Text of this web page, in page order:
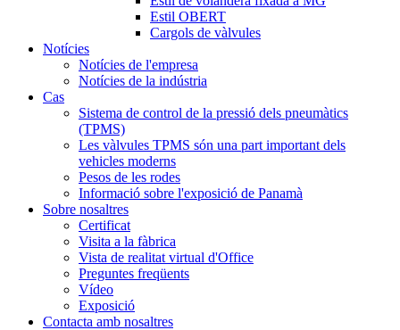
Estil OBERT
Cargols de vàlvules
Notícies
Notícies de l'empresa
Notícies de la indústria
Cas
Sistema de control de la pressió dels pneumàtics
(TPMS)
Les vàlvules TPMS són una part important dels
vehicles moderns
Pesos de les rodes
Informació sobre l'exposició de Panamà
Sobre nosaltres
Certificat
Visita a la fàbrica
Vista de realitat virtual d'Office
Preguntes freqüents
Vídeo
Exposició
Contacta amb nosaltres